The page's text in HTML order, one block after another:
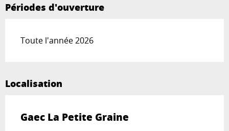
Périodes d'ouverture
Toute l'année 2026
Localisation
Gaec La Petite Graine